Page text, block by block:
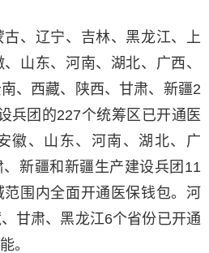
、辽宁、吉林、黑龙江、上
山东、河南、湖北、广西、
、西藏、陕西、甘肃、新疆2
兵团的227个统筹区已开通医
徽、山东、河南、湖北、广
新疆和新疆生产建设兵团11
围内全面开通医保钱包。河
甘肃、黑龙江6个省份已开通
。